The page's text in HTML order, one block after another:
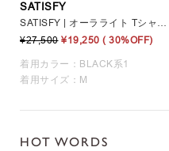
SATISFY
SATISFY | オーラライト Tシャツ MEN
¥27,500 ¥19,250 ( 30%OFF)
着用カラー：BLACK系1
着用サイズ：M
HOT WORDS